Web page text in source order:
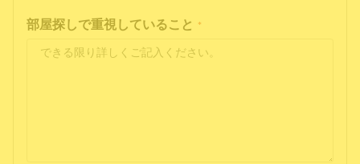
部屋探しで重視していること *